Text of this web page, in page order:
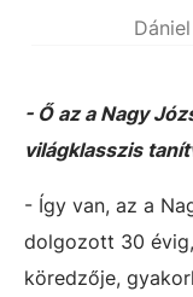
- Ő az a Nagy
világklasszis
- Így van, az a
dolgozott 30
köredzője,